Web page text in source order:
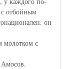
отбойным
он
молотком с